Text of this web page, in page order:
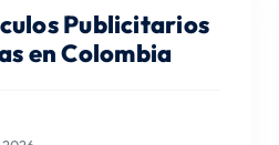
Publicitarios
en Colombia